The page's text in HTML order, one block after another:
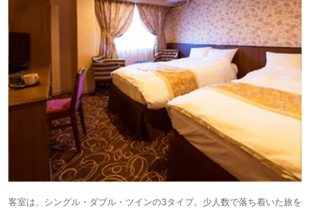
客室は、シングル・ダブル・ツインの3タイプ。少人数で落ち着いた旅を